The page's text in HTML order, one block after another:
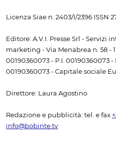
Licenza Siae n. 2403/I/2396 ISSN
Editore: A.V.I. Presse Srl - Servizi
marketing - Via Menabrea n. 58 -
00190360073 - P.I. 00190360073 -
00190360073 - Capitale sociale
Direttore: Laura Agostino
Redazione e pubblicità: tel. e fax
info@bobinte.tv